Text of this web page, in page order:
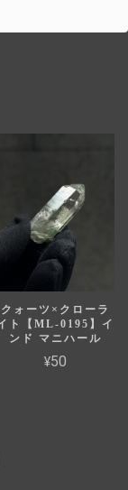
クォーツ×クローラ
ト【ML-0195】イ
ンド マニハール
¥50